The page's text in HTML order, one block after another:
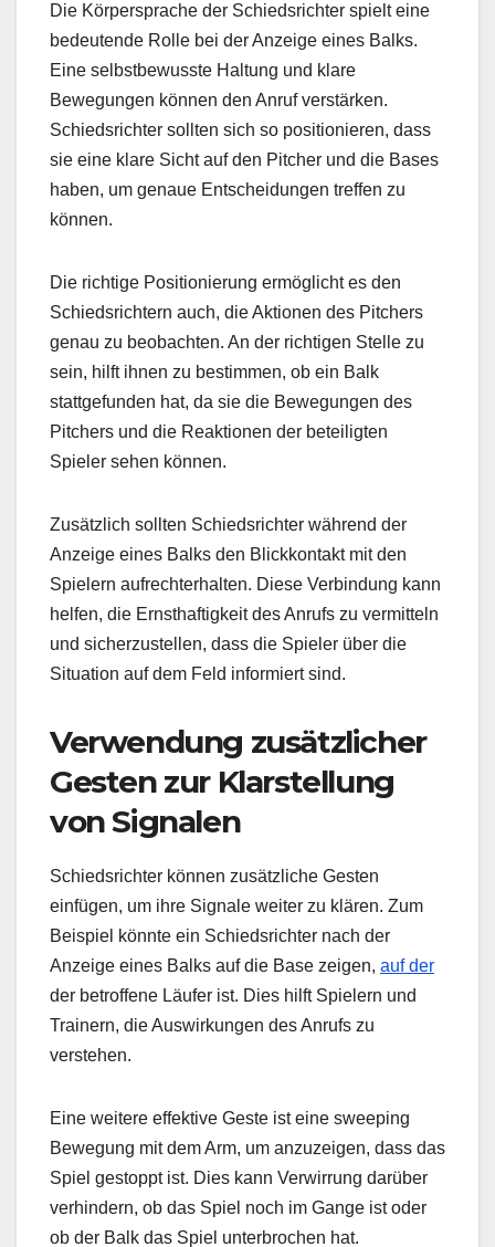
Die Körpersprache der Schiedsrichter spielt eine
bedeutende Rolle bei der Anzeige eines Balks.
Eine selbstbewusste Haltung und klare
Bewegungen können den Anruf verstärken.
Schiedsrichter sollten sich so positionieren, dass
sie eine klare Sicht auf den Pitcher und die Bases
haben, um genaue Entscheidungen treffen zu
können.
Die richtige Positionierung ermöglicht es den
Schiedsrichtern auch, die Aktionen des Pitchers
genau zu beobachten. An der richtigen Stelle zu
sein, hilft ihnen zu bestimmen, ob ein Balk
stattgefunden hat, da sie die Bewegungen des
Pitchers und die Reaktionen der beteiligten
Spieler sehen können.
Zusätzlich sollten Schiedsrichter während der
Anzeige eines Balks den Blickkontakt mit den
Spielern aufrechterhalten. Diese Verbindung kann
helfen, die Ernsthaftigkeit des Anrufs zu vermitteln
und sicherzustellen, dass die Spieler über die
Situation auf dem Feld informiert sind.
Verwendung zusätzlicher
Gesten zur Klarstellung
von Signalen
Schiedsrichter können zusätzliche Gesten
einfügen, um ihre Signale weiter zu klären. Zum
Beispiel könnte ein Schiedsrichter nach der
Anzeige eines Balks auf die Base zeigen, auf der
der betroffene Läufer ist. Dies hilft Spielern und
Trainern, die Auswirkungen des Anrufs zu
verstehen.
Eine weitere effektive Geste ist eine sweeping
Bewegung mit dem Arm, um anzuzeigen, dass das
Spiel gestoppt ist. Dies kann Verwirrung darüber
verhindern, ob das Spiel noch im Gange ist oder
ob der Balk das Spiel unterbrochen hat.